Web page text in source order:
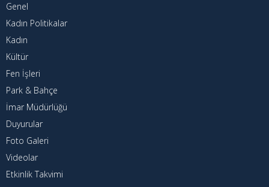
İlçemiz
Muhtarlıklar
Nöbetçi Eczaneler
Turizm Rehberi
Hava Durumu
Kadın Politikalar
Genel
Kadın Politikalar
Kadın
Kültür
Fen İşleri
Park & Bahçe
İmar Müdürlüğü
Duyurular
Foto Galeri
Videolar
Etkinlik Takvimi